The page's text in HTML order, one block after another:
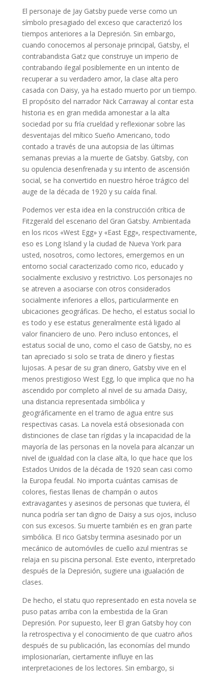
El personaje de Jay Gatsby puede verse como un
símbolo presagiado del exceso que caracterizó los
tiempos anteriores a la Depresión. Sin embargo,
cuando conocemos al personaje principal, Gatsby, el
contrabandista Gatz que construye un imperio de
contrabando ilegal posiblemente en un intento de
recuperar a su verdadero amor, la clase alta pero
casada con Daisy, ya ha estado muerto por un tiempo.
El propósito del narrador Nick Carraway al contar esta
historia es en gran medida amonestar a la alta
sociedad por su fría crueldad y reflexionar sobre las
desventajas del mítico Sueño Americano, todo
contado a través de una autopsia de las últimas
semanas previas a la muerte de Gatsby. Gatsby, con
su opulencia desenfrenada y su intento de ascensión
social, se ha convertido en nuestro héroe trágico del
auge de la década de 1920 y su caída final.
Podemos ver esta idea en la construcción crítica de
Fitzgerald del escenario del Gran Gatsby. Ambientada
en los ricos «West Egg» y «East Egg», respectivamente,
eso es Long Island y la ciudad de Nueva York para
usted, nosotros, como lectores, emergemos en un
entorno social caracterizado como rico, educado y
socialmente exclusivo y restrictivo. Los personajes no
se atreven a asociarse con otros considerados
socialmente inferiores a ellos, particularmente en
ubicaciones geográficas. De hecho, el estatus social lo
es todo y ese estatus generalmente está ligado al
valor financiero de uno. Pero incluso entonces, el
estatus social de uno, como el caso de Gatsby, no es
tan apreciado si solo se trata de dinero y fiestas
lujosas. A pesar de su gran dinero, Gatsby vive en el
menos prestigioso West Egg, lo que implica que no ha
ascendido por completo al nivel de su amada Daisy,
una distancia representada simbólica y
geográficamente en el tramo de agua entre sus
respectivas casas. La novela está obsesionada con
distinciones de clase tan rígidas y la incapacidad de la
mayoría de las personas en la novela para alcanzar un
nivel de igualdad con la clase alta, lo que hace que los
Estados Unidos de la década de 1920 sean casi como
la Europa feudal. No importa cuántas camisas de
colores, fiestas llenas de champán o autos
extravagantes y asesinos de personas que tuviera, él
nunca podría ser tan digno de Daisy a sus ojos, incluso
con sus excesos. Su muerte también es en gran parte
simbólica. El rico Gatsby termina asesinado por un
mecánico de automóviles de cuello azul mientras se
relaja en su piscina personal. Este evento, interpretado
después de la Depresión, sugiere una igualación de
clases.
De hecho, el statu quo representado en esta novela se
puso patas arriba con la embestida de la Gran
Depresión. Por supuesto, leer El gran Gatsby hoy con
la retrospectiva y el conocimiento de que cuatro años
después de su publicación, las economías del mundo
implosionarían, ciertamente influye en las
interpretaciones de los lectores. Sin embargo, si